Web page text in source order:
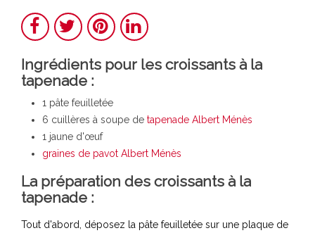
Ingrédients pour les croissants à la
tapenade :
1 pâte feuilletée
6 cuillères à soupe de tapenade Albert Ménès
1 jaune d'œuf
graines de pavot Albert Ménès
La préparation des croissants à la
tapenade :
Tout d'abord, déposez la pâte feuilletée sur une plaque de